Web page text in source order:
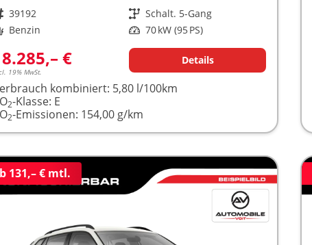
39192 Getriebe Schalt. 5-Gang
Benzin Leistung 70 kW (95 PS)
€
19% MwSt.
Details
kombiniert: 5,80 l/100km
2-Klasse: E
2-Emissionen: 154,00 g/km
131,– € mtl.